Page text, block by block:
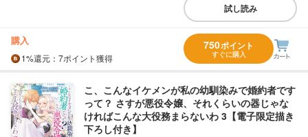
試し読み
購入
1%還元 ：7ポイント獲得
750ポイント
すぐに購入
こ、こんなイケメンが私の幼馴染みで婚約者です
って？ さすが悪役令嬢、それくらいの器じゃな
ければこんな大役務まらないわ 3【電子限定描き
下ろし付き】